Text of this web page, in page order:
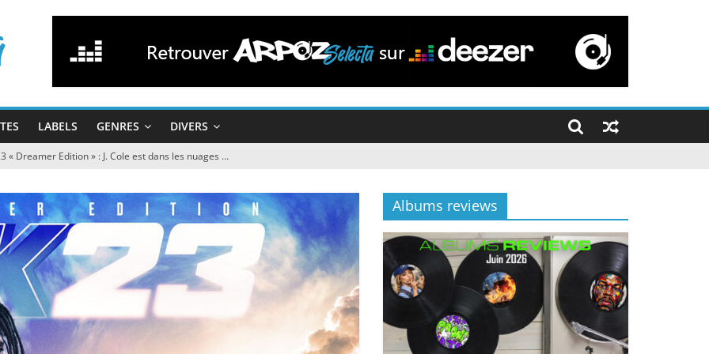
LABELS GENRES DIVERS
« Dreamer Edition » : J. Cole est dans les nuages …
Albums reviews